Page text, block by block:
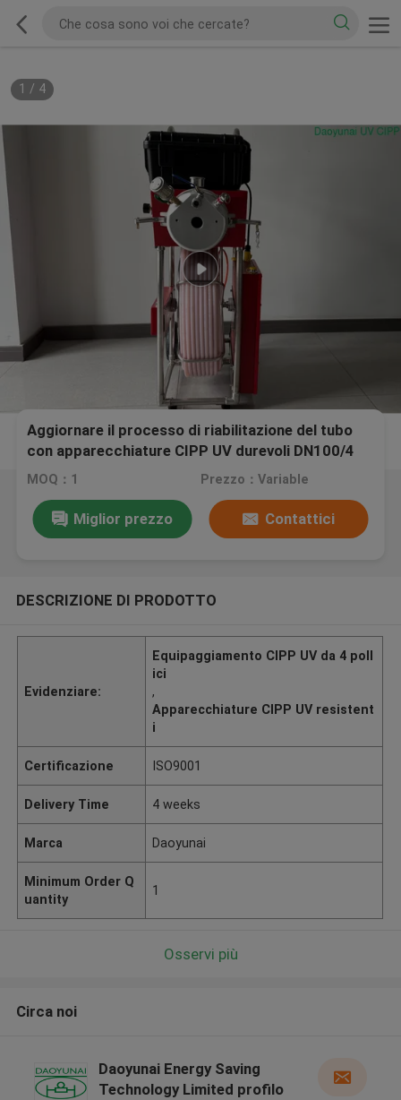
1 / 4
Aggiornare il processo di riabilitazione del tubo
con apparecchiature CIPP UV durevoli DN100/4
pollici
MOQ：1 Prezzo：Variable
Miglior prezzo Contattici
DESCRIZIONE DI PRODOTTO
Evidenziare:
Equipaggiamento CIPP UV da 4 poll
ici
,
Apparecchiature CIPP UV resistent
i
Certificazione ISO9001
Delivery Time 4 weeks
Marca Daoyunai
Minimum Order Q
uantity
1
Osservi più
Circa noi
Daoyunai Energy Saving
Technology Limited profilo